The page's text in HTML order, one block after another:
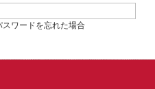
ワードを忘れた場合